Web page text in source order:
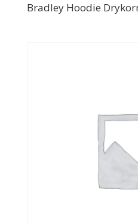
Bradley Hoodie